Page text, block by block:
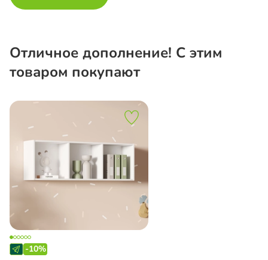
Отличное дополнение! С этим
товаром покупают
-10%